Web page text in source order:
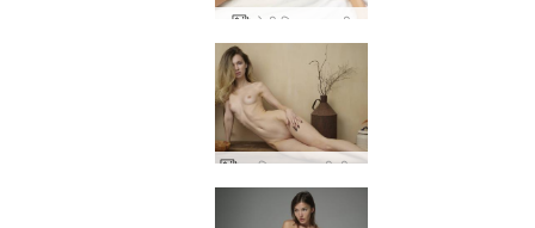
जोली स्लिम सनसनी
अनलिना नग्न अभी भी जीवन